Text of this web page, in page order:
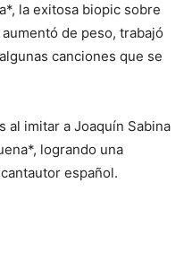
la exitosa biopic sobre
de peso, trabajó
canciones que se
al imitar a Joaquín Sabina
logrando una
español.